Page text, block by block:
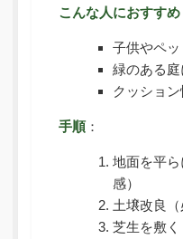
こんな人におすすめ
子供やペッ
緑のある
クッショ
手順：
地面を平
感）
土壌改良（
芝生を敷く